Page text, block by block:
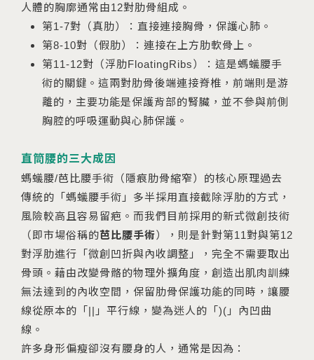
人體的胸廓通常由12對肋骨組成。
第1-7對（真肋）：直接連接胸骨，保護心肺。
第8-10對（假肋）：連接在上方肋軟骨上。
第11-12對（浮肋FloatingRibs）：這是螞蟻腰手
術的關鍵。這兩對肋骨後端連接脊椎，前端則是游
離的，主要功能是保護背部的腎臟，並不參與前側
胸腔的呼吸運動與心肺保護。
直筒腰的三大成因
螞蟻腰/芭比腰手術（隱痕肋骨縮窄）的核心原理過去
傳統的「螞蟻腰手術」多半採用直接截除浮肋的方式，
風險較高且容易留疤。而我們目前採用的新式微創技術
（即市場俗稱的芭比腰手術），則是針對第11對與第12
對浮肋進行「微創凹折與內收調整」，完全不需要取出
骨頭。藉由改變骨骼的物理外擴角度，創造出肌肉訓練
無法達到的內收空間，保留肋骨保護功能的同時，讓腰
線從原本的「||」平行線，變為迷人的「)(」內凹曲
線。
許多身形偏瘦卻沒有腰身的人，通常是因為：